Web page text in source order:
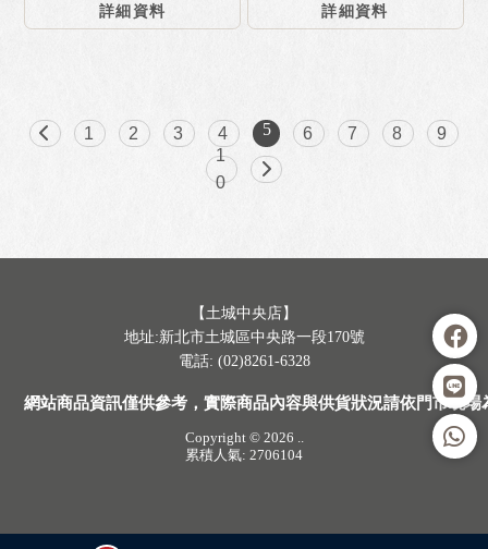
詳細資料 詳細資料
1 2 3 4 5 6 7 8
9
1
0
【土城中央店】
地址:新北市土城區中央路一段170號
電話: (02)8261-6328
網站商品資訊僅供參考，實際商品內容與供貨狀況請依門市現場
Copyright © 2026
累積人氣: 2706104